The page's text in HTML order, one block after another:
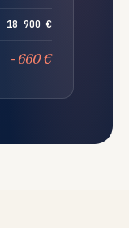
18 900 €
- 660 €